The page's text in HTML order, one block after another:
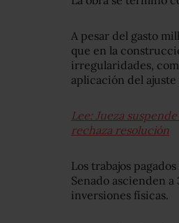
A pesar del gasto
que en la
irregularidades,
aplicación del ajuste
Lee: Jueza
rechaza resolución
Los trabajos
Senado ascienden
inversiones físicas.